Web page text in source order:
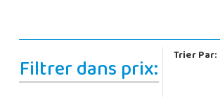
Filtrer dans prix: Trier Par: